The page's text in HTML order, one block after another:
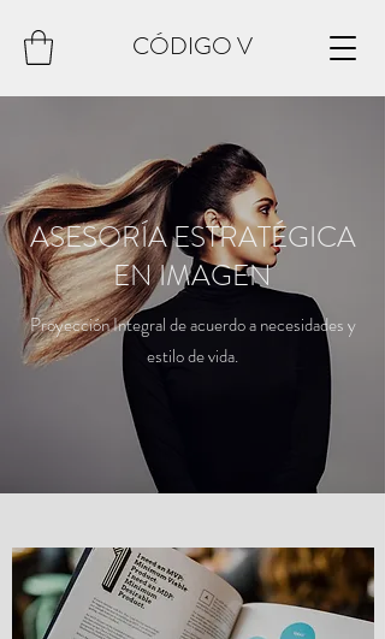
CÓDIGO V
ASESORÍA ESTRATÉGICA
EN IMAGEN
Proyección Integral de acuerdo a necesidades y
estilo de vida.